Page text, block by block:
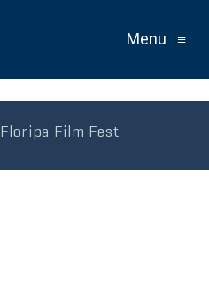
Menu ≡
Floripa Film Fest